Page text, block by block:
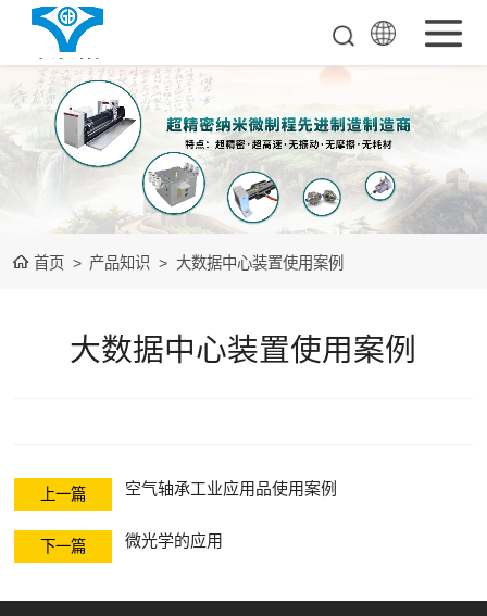
首页 > 产品知识 > 大数据中心装置使用案例
大数据中心装置使用案例
上一篇 空气轴承工业应用品使用案例
下一篇 微光学的应用
超超精密工业母
单点金钢石车床
空气悬浮导轨
测量检测整机
装备下游光学品
空气电主轴与转